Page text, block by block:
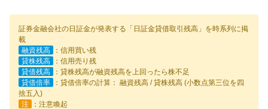
証券金融会社の日証金が発表する「日証金貸借取引残高」を時系列に掲
載
融資残高
：信用買い残
貸株残高
：信用売り残
貸借残高
：貸株残高が融資残高を上回ったら株不足
貸借倍率
：貸借倍率の計算： 融資残高 / 貸株残高 (小数点第三位を四
捨五入)
注
：注意喚起